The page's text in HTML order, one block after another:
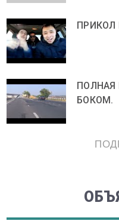
ПРИКОЛ
БОКОМ.